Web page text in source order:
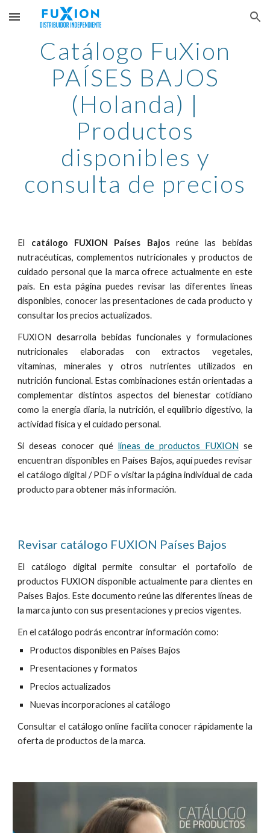
Skip to main content Skip to navigation
Catálogo FuXion
PAÍSES BAJOS
(Holanda) |
Productos
disponibles y
consulta de precios
El catálogo FUXION Países Bajosreúne las bebidas
nutracéuticas, complementos nutricionales y productos de
cuidado personal que la marca ofrece actualmente en este
país. En esta página puedes revisar las diferentes líneas
disponibles, conocer las presentaciones de cada producto y
consultar los precios actualizados.
FUXION desarrolla bebidas funcionales y formulaciones
nutricionales elaboradas con extractos vegetales,
vitaminas, minerales y otros nutrientes utilizados en
nutrición funcional. Estas combinaciones están orientadas a
complementar distintos aspectos del bienestar cotidiano
como la energía diaria, la nutrición, el equilibrio digestivo, la
actividad física y el cuidado personal.
Si deseas conocer qué líneas de productos FUXION se
encuentran disponibles en Países Bajos, aquí puedes revisar
el catálogo digital / PDF o visitar la página individual de cada
producto para obtener más información.
Revisar catálogo FUXION Países Bajos
El catálogo digital permite consultar el portafolio de
productos FUXION disponible actualmente para clientes en
Países Bajos. Este documento reúne las diferentes líneas de
la marca junto con sus presentaciones y precios vigentes.
En el catálogo podrás encontrar información como:
Productos disponibles en Países Bajos
Presentaciones y formatos
Precios actualizados
Nuevas incorporaciones al catálogo
Consultar el catálogo online facilita conocer rápidamente la
oferta de productos de la marca.